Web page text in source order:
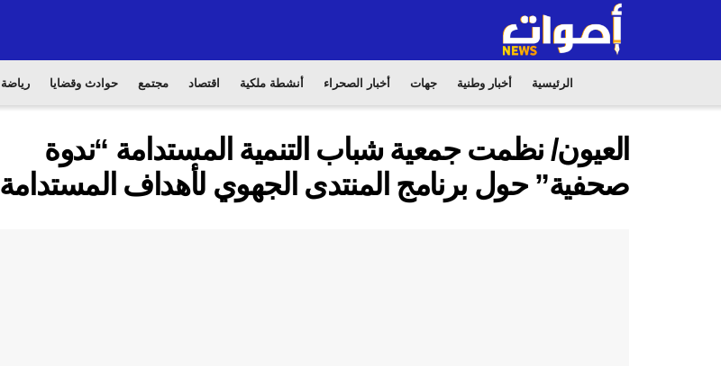
الرئيسية أخبار وطنية جهات أخبار الصحراء أنشطة ملكية اقتصاد مجتمع حوادث وقضايا رياضة
العيون/ نظمت جمعية شباب التنمية المستدامة “ندوة
صحفية” حول برنامج المنتدى الجهوي لأهداف المستدامة